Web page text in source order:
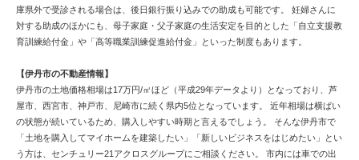
庫県外で受診される場合は、後日銀行振り込みでの助成も可能です。 妊婦さんに
対する助成のほかにも、母子家庭・父子家庭の生活安定を目的とした「自立支援教
育訓練給付金」や「高等職業訓練促進給付金」といった制度もあります。
【伊丹市の不動産情報】
伊丹市の土地価格相場は17万円/㎡ほど（平成29年データより）となっており、芦
屋市、西宮市、神戸市、尼崎市に続く県内5位となっています。 近年相場は横ばい
の状態が続いているため、購入しやすい時期と言えるでしょう。 そんな伊丹市で
「土地を購入してマイホームを建築したい」「新しいビジネスをはじめたい」とい
う方は、センチュリー21アクロスグループにご相談ください。 市内には車での出